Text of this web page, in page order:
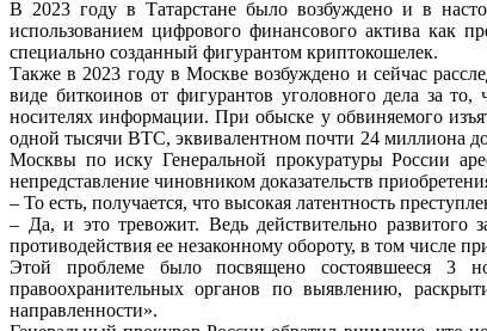
В 2023 году в Татарстане было возбуждено и в
использованием цифрового финансового актива как
специально созданный фигурантом криптокошелек.
Также в 2023 году в Москве возбуждено и сейчас
виде биткоиновот фигурантов уголовного дела за
носителях информации. При обыске у обвиняемого
однойтысячи BTC, эквивалентном почти 24 миллиона
Москвы по иску Генеральной прокуратуры России
непредставление чиновником доказательств
– То есть, получается, что высокая латентность
– Да, и это тревожит. Ведь действительно развитого
противодействия ее незаконному обороту, в том числе
Этой проблеме было посвящено состоявшееся 3
правоохранительных органов по выявлению,
направленности».